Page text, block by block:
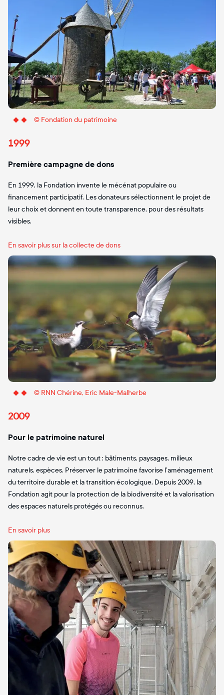
© Fondation du patrimoine
1999
Première campagne de dons
En 1999, la Fondation invente le mécénat populaire ou
financement participatif. Les donateurs sélectionnent le projet de
leur choix et donnent en toute transparence, pour des résultats
visibles.
En savoir plus sur la collecte de dons
© RNN Chérine, Eric Male-Malherbe
2009
Pour le patrimoine naturel
Notre cadre de vie est un tout : bâtiments, paysages, milieux
naturels, espèces. Préserver le patrimoine favorise l’aménagement
du territoire durable et la transition écologique. Depuis 2009, la
Fondation agit pour la protection de la biodiversité et la valorisation
des espaces naturels protégés ou reconnus.
En savoir plus